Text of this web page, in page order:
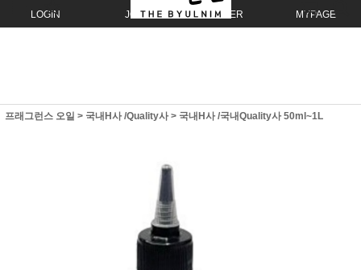
LOGIN JOIN ORDER MYPAGE
프래그런스 오일 > 국내H사 /Quality사> 국내H사 /국내Quality사 50ml~1L